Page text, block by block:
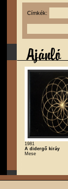
Címkék:
1981
A didergő kiráy
Mese